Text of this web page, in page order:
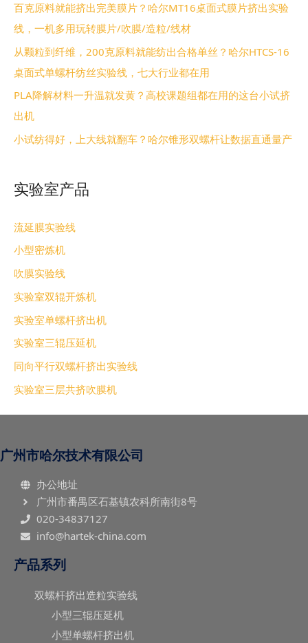
百克原料就能挤出完美膜片？哈尔MT16桌面式膜片挤出实验
线，一机多用玩转膜片/吹膜/造粒/线材
从颗粒到纤维，200克原料就能纺出合格单丝？哈尔HTCS-16
桌面式单螺杆纺丝实验线，七大行业都在用
PLA降解材料一升温就发黄？高校课题组都在用的这台小试挤
出机
小试纺得好，上大线就翻车？哈尔锥形双螺杆让数据直通量产
实验室产品
流延膜实验线
小型密炼机
吹膜实验线
实验室双辊开炼机
实验室单螺杆挤出机
实验室三辊压延机
同向平行双螺杆挤出实验线
实验室三层共挤吹膜机
广州市哈尔技术有限公司
办公地址
广州市番禺区石基镇农科所南街8号
020-34837127
info@hartek-china.com
产品系列
双螺杆挤出造粒实验线
小型三辊压延机
小型单螺杆挤出机